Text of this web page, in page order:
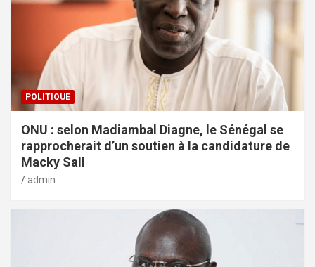
POLITIQUE
ONU : selon Madiambal Diagne, le Sénégal se
rapprocherait d’un soutien à la candidature de
Macky Sall
admin